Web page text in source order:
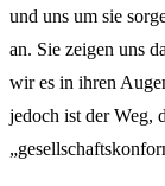
und uns um sie
an. Sie zeigen uns
wir es in ihren
jedoch ist der Weg,